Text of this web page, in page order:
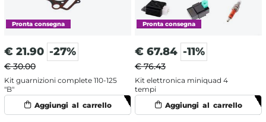
€ 21.90 -27%
€ 30.00
Kit guarnizioni complete 110-125
"B"
€ 67.84 -11%
€ 76.43
Kit elettronica miniquad 4
tempi